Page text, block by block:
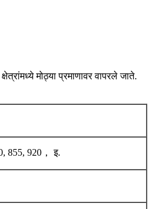
मोठ्या प्रमाणावर वापरले जाते.
855, 920， इ.